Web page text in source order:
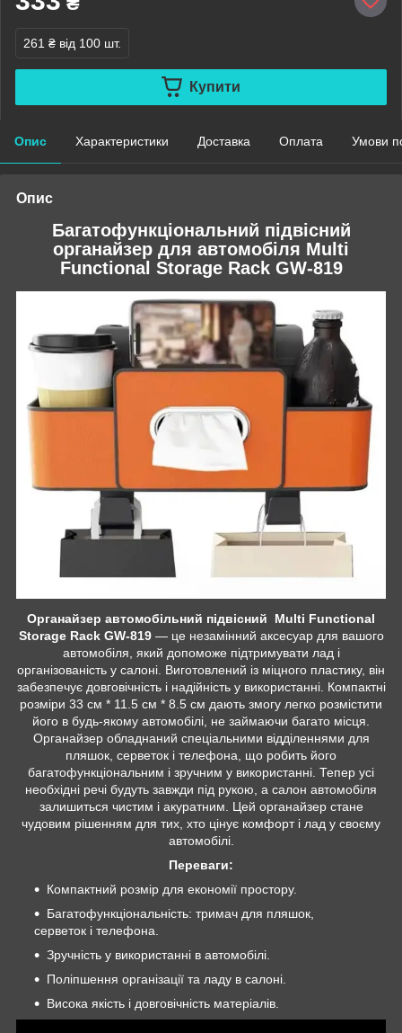
261 ₴ від 100 шт.
Купити
Опис Характеристики Доставка Оплата Умови
Опис
Багатофункціональний підвісний
органайзер для автомобіля Multi
Functional Storage Rack GW-819
Органайзер автомобільний підвісний
Multi Functional
Storage Rack GW-819 — це незамінний аксесуар для вашого
автомобіля, який допоможе підтримувати лад і
організованість у салоні. Виготовлений із міцного пластику, він
забезпечує довговічність і надійність у використанні. Компактні
розміри 33 см * 11.5 см * 8.5 см дають змогу легко розмістити
його в будь-якому автомобілі, не займаючи багато місця.
Органайзер обладнаний спеціальними відділеннями для
пляшок, серветок і телефона, що робить його
багатофункціональним і зручним у використанні. Тепер усі
необхідні речі будуть завжди під рукою, а салон автомобіля
залишиться чистим і акуратним. Цей органайзер стане
чудовим рішенням для тих, хто цінує комфорт і лад у своєму
автомобілі.
Переваги:
Компактний розмір для економії простору.
Багатофункціональність: тримач для пляшок,
серветок і телефона.
Зручність у використанні в автомобілі.
Поліпшення організації та ладу в салоні.
Висока якість і довговічність матеріалів.